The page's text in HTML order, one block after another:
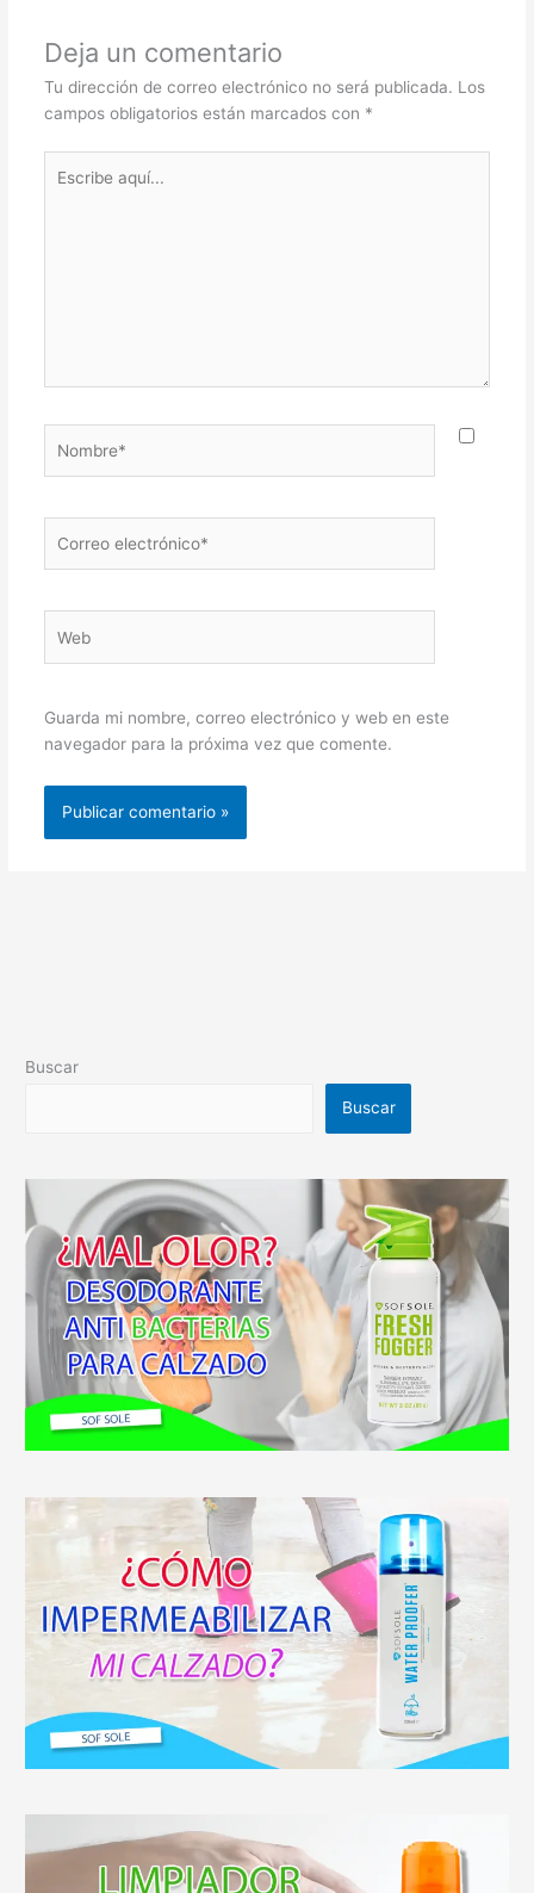
Deja un comentario
Tu dirección de correo electrónico no será publicada. Los
campos obligatorios están marcados con *
aquí...
electrónico*
Guarda mi nombre, correo electrónico y web en este
navegador para la próxima vez que comente.
Buscar
Buscar